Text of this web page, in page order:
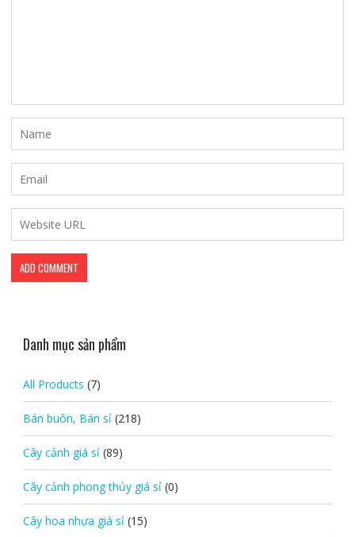
Danh mục sản phẩm
All Products (7)
Bán buôn, Bán sỉ (218)
Cây cảnh giá sỉ (89)
Cây cảnh phong thủy giá sỉ (0)
Cây hoa nhựa giá sỉ (15)